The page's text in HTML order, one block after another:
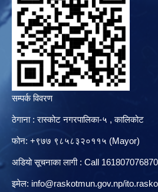
सम्पर्क विवरण
ठेगाना : रास्कोट नगरपालिका-५ , कालिकोट
फोन: +९७७ ९८५८३२०११५ (Mayor)
अडियो सूचनाका लागी : Call
इमेल: info@raskotmun.gov.np/